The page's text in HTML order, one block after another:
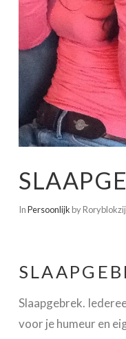
InPersoonlijk by
Slaapgebrek.
voor je humeur en